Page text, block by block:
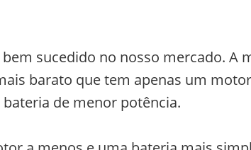
bem sucedido no nosso mercado. A
barato que tem apenas um
de menor potência.